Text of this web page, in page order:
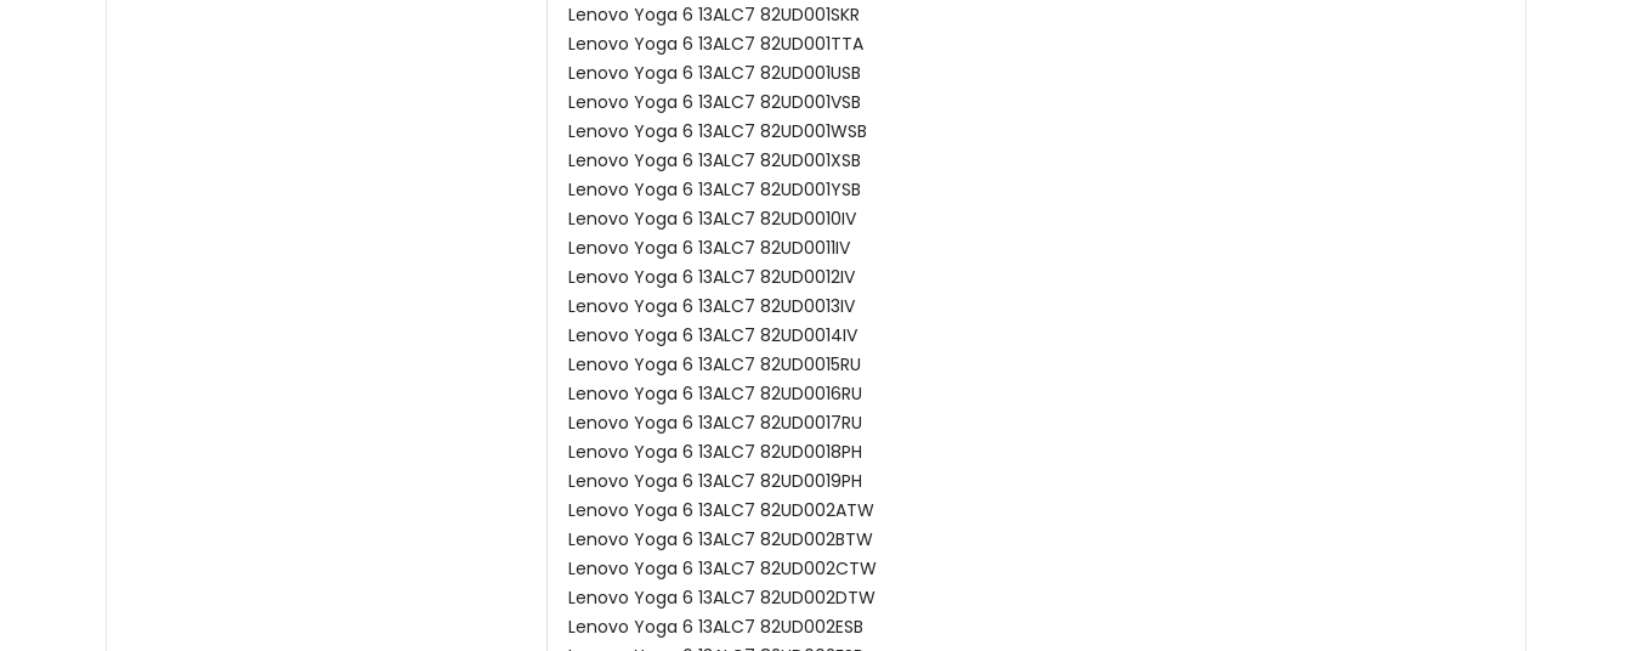
Lenovo Yoga 6 13ALC7 82UD001SKR
Lenovo Yoga 6 13ALC7 82UD001TTA
Lenovo Yoga 6 13ALC7 82UD001USB
Lenovo Yoga 6 13ALC7 82UD001VSB
Lenovo Yoga 6 13ALC7 82UD001WSB
Lenovo Yoga 6 13ALC7 82UD001XSB
Lenovo Yoga 6 13ALC7 82UD001YSB
Lenovo Yoga 6 13ALC7 82UD0010IV
Lenovo Yoga 6 13ALC7 82UD0011IV
Lenovo Yoga 6 13ALC7 82UD0012IV
Lenovo Yoga 6 13ALC7 82UD0013IV
Lenovo Yoga 6 13ALC7 82UD0014IV
Lenovo Yoga 6 13ALC7 82UD0015RU
Lenovo Yoga 6 13ALC7 82UD0016RU
Lenovo Yoga 6 13ALC7 82UD0017RU
Lenovo Yoga 6 13ALC7 82UD0018PH
Lenovo Yoga 6 13ALC7 82UD0019PH
Lenovo Yoga 6 13ALC7 82UD002ATW
Lenovo Yoga 6 13ALC7 82UD002BTW
Lenovo Yoga 6 13ALC7 82UD002CTW
Lenovo Yoga 6 13ALC7 82UD002DTW
Lenovo Yoga 6 13ALC7 82UD002ESB